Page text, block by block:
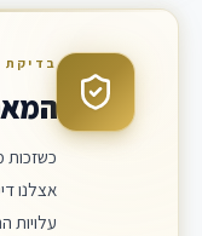
בדיקת
אצלנו
עלויות